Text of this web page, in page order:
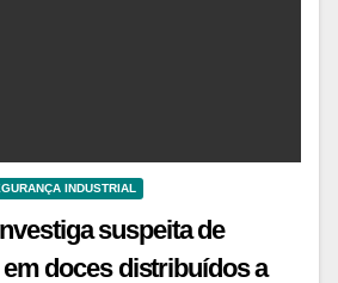
INDUSTRIAL
suspeita de
doces distribuídos a